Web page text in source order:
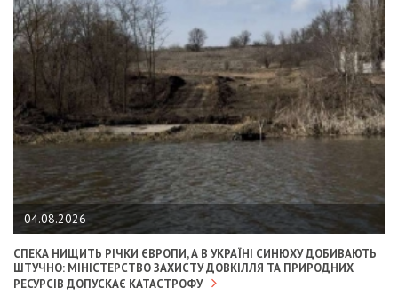
04.08.2026
СПЕКА НИЩИТЬ РІЧКИ ЄВРОПИ, А В УКРАЇНІ СИНЮХУ ДОБИВАЮТЬ
ШТУЧНО: МІНІСТЕРСТВО ЗАХИСТУ ДОВКІЛЛЯ ТА ПРИРОДНИХ
РЕСУРСІВ ДОПУСКАЄ КАТАСТРОФУ